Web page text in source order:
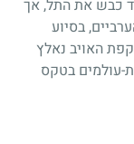
כבש את התל, אך
בסיוע
האויב נאלץ
עולמים בטקס